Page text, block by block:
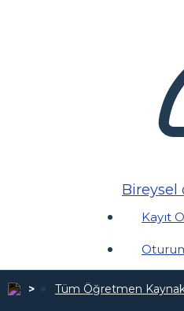
Bireysel
Kayıt
Tüm Öğretmen